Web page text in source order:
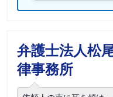
弁護士法人松
律事務所